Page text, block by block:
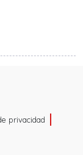
privacidad